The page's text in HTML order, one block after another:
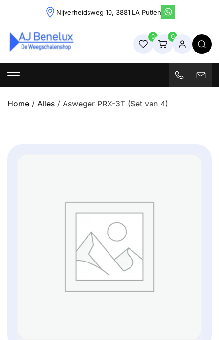
content
Nijverheidsweg 10, 3881 LA Putten
Weegschalenshop | Precisieweegschalen & Industriële
Weegoplossingen
0 0
Home / Alles / Asweger PRX-3T (Set van 4)